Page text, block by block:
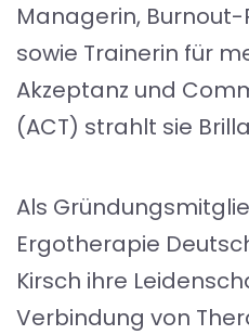
Managerin,
sowie Trainerin für
Akzeptanz und
(ACT) strahlt sie
Als
Ergotherapie
Kirsch ihre
Verbindung von